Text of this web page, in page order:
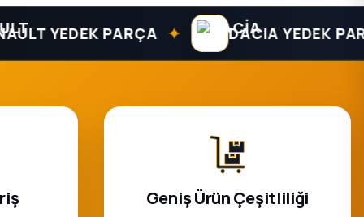
PARÇA ✦ DACIA YEDEK PARÇA ✦
Geniş Ürün Çeşitliliği